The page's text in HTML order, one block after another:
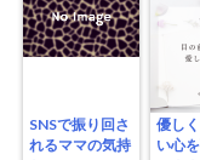
SNSで振り回さ
れるママの気持
優し
い心